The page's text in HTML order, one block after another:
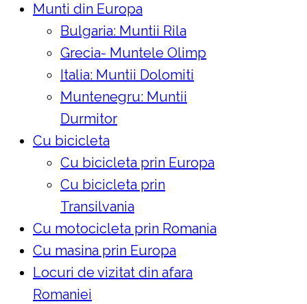
Munti din Europa
Bulgaria: Muntii Rila
Grecia- Muntele Olimp
Italia: Muntii Dolomiti
Muntenegru: Muntii
Durmitor
Cu bicicleta
Cu bicicleta prin Europa
Cu bicicleta prin
Transilvania
Cu motocicleta prin Romania
Cu masina prin Europa
Locuri de vizitat din afara
Romaniei